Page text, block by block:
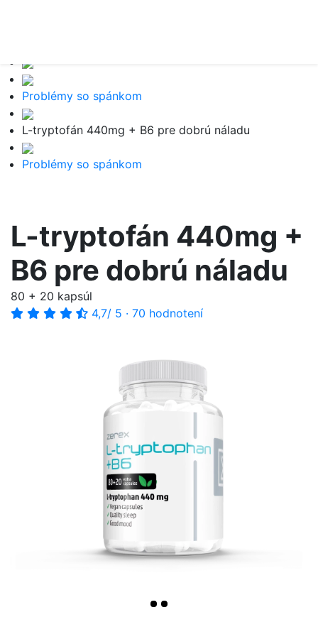
Problémy so spánkom
L-tryptofán 440mg + B6 pre dobrú náladu
Problémy so spánkom
L-tryptofán 440mg +
B6 pre dobrú náladu
80 + 20 kapsúl
4,7/ 5 · 70 hodnotení